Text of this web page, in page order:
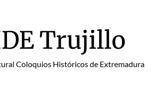
Trujillo
Coloquios Históricos de Extremadura